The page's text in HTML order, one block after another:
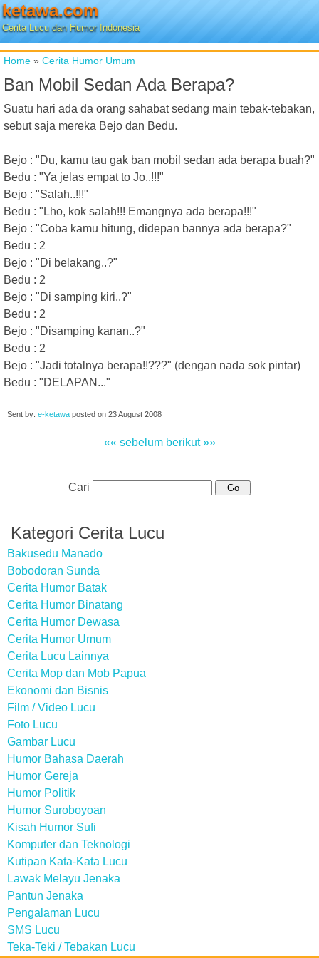
ketawa.com
Cerita Lucu dan Humor Indonesia
Home » Cerita Humor Umum
Ban Mobil Sedan Ada Berapa?
Suatu hari ada da orang sahabat sedang main tebak-tebakan,
sebut saja mereka Bejo dan Bedu.
Bejo : "Du, kamu tau gak ban mobil sedan ada berapa buah?"
Bedu : "Ya jelas empat to Jo..!!!"
Bejo : "Salah..!!!"
Bedu : "Lho, kok salah!!! Emangnya ada berapa!!!"
Bejo : "Coba kamu hitung, didepan bannya ada berapa?"
Bedu : 2
Bejo : "Di belakang..?"
Bedu : 2
Bejo : "Di samping kiri..?"
Bedu : 2
Bejo : "Disamping kanan..?"
Bedu : 2
Bejo : "Jadi totalnya berapa!!???" (dengan nada sok pintar)
Bedu : "DELAPAN..."
Sent by: e-ketawa posted on 23 August 2008
«« sebelum berikut »»
Cari
Kategori Cerita Lucu
Bakusedu Manado
Bobodoran Sunda
Cerita Humor Batak
Cerita Humor Binatang
Cerita Humor Dewasa
Cerita Humor Umum
Cerita Lucu Lainnya
Cerita Mop dan Mob Papua
Ekonomi dan Bisnis
Film / Video Lucu
Foto Lucu
Gambar Lucu
Humor Bahasa Daerah
Humor Gereja
Humor Politik
Humor Suroboyoan
Kisah Humor Sufi
Komputer dan Teknologi
Kutipan Kata-Kata Lucu
Lawak Melayu Jenaka
Pantun Jenaka
Pengalaman Lucu
SMS Lucu
Teka-Teki / Tebakan Lucu